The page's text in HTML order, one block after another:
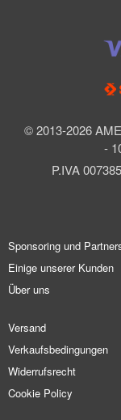
© 2013-2026
-
P.IVA
Sponsoring und
Einige unserer Kunden
Über uns
Versand
Verkaufsbedingungen
Widerrufsrecht
Cookie Policy